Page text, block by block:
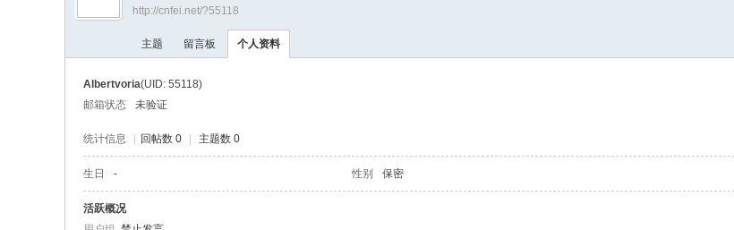
社
http://cnfei.net/?55118
主题 留言板 个人资料
Albertvoria(UID: 55118)
邮箱状态
未验证
统计信息 回帖数 0 主题数 0
生日 - 性别 保密
活跃概况